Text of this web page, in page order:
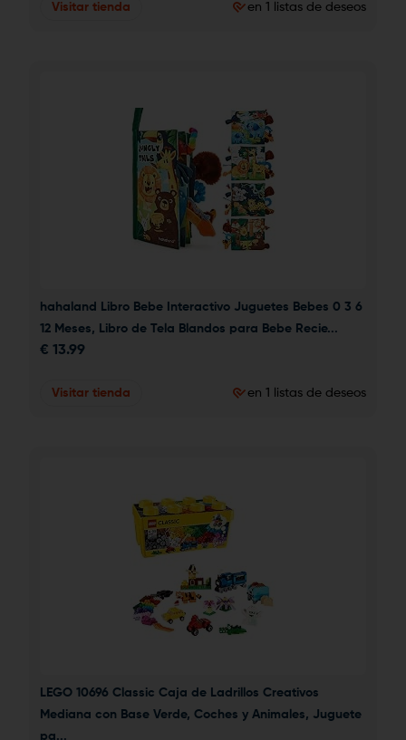
Visitar tienda en 1 listas de deseos
hahaland Libro Bebe Interactivo Juguetes Bebes 0 3 6
12 Meses, Libro de Tela Blandos para Bebe Recie...
€ 13.99
Visitar tienda en 1 listas de deseos
LEGO 10696 Classic Caja de Ladrillos Creativos
Mediana con Base Verde, Coches y Animales, Juguete
pa...